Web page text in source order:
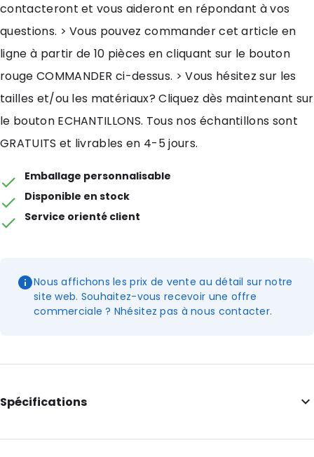
contacteront et vous aideront en répondant à vos
questions. > Vous pouvez commander cet article en
ligne à partir de 10 pièces en cliquant sur le bouton
rouge COMMANDER ci-dessus. > Vous hésitez sur les
tailles et/ou les matériaux? Cliquez dès maintenant sur
le bouton ECHANTILLONS. Tous nos échantillons sont
GRATUITS et livrables en 4-5 jours.
Emballage personnalisable
Disponible en stock
Service orienté client
Nous affichons les prix de vente au détail sur notre
site web. Souhaitez-vous recevoir une offre
commerciale ? Nhésitez pas à nous contacter.
Spécifications
Longueur intérieure: 425